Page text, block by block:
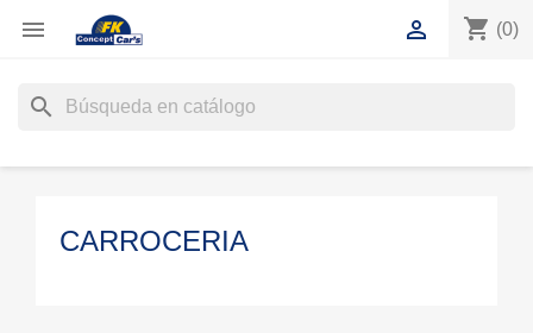
 shopping_cart (0)

search
CARROCERIA